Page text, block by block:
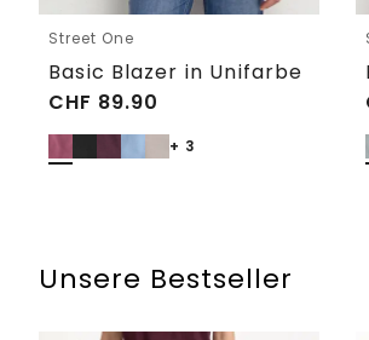
Street One
Basic Blazer in Unifarbe
CHF 89.90
+ 3
Unsere Bestseller